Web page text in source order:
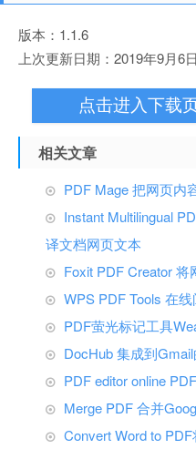
版本：1.1.6
上次更新日期：2019年9月6日
点击进入下载
相关文章
PDF Mage 把网页内
Instant Multilingual
译文档网页文本
Foxit PDF Creator
WPS PDF Tools 在
PDF萤光标记工具
DocHub 集成到
PDF editor online
Merge PDF 合并
Convert Word to